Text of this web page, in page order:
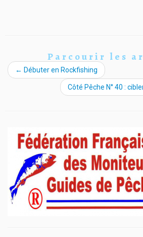
Parcourir les
← Débuter en Rockfishing
Côté Pêche N° 40 :